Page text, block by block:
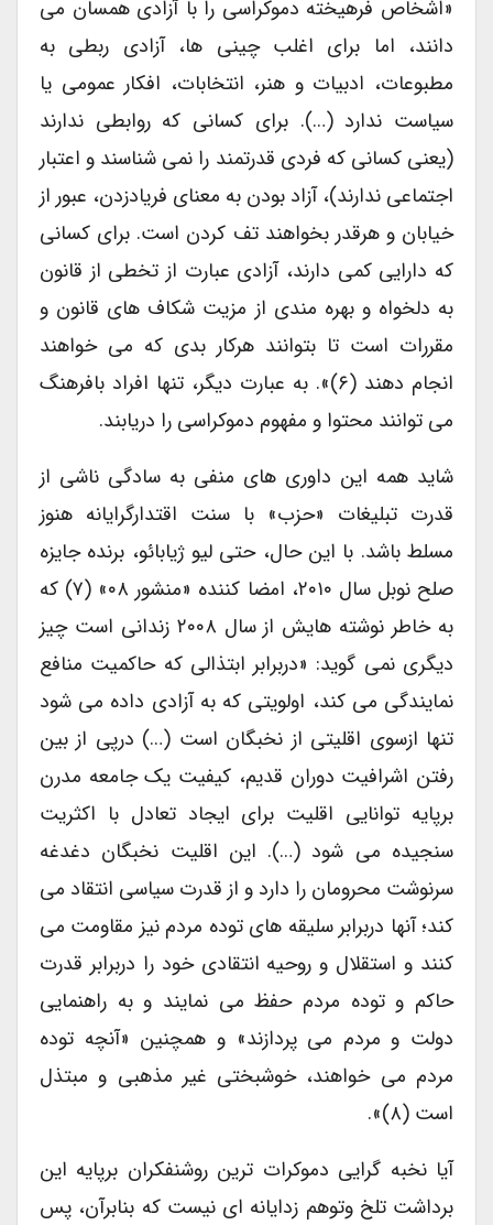
«اشخاص فرهیخته دموکراسی را با آزادی همسان می
دانند، اما برای اغلب چینی ها، آزادی ربطی به
مطبوعات، ادبیات و هنر، انتخابات، افکار عمومی یا
سیاست ندارد (…). برای کسانی که روابطی ندارند
(یعنی کسانی که فردی قدرتمند را نمی شناسند و اعتبار
اجتماعی ندارند)، آزاد بودن به معنای فریادزدن، عبور از
خیابان و هرقدر بخواهند تف کردن است. برای کسانی
که دارایی کمی دارند، آزادی عبارت از تخطی از قانون
به دلخواه و بهره مندی از مزیت شکاف های قانون و
مقررات است تا بتوانند هرکار بدی که می خواهند
انجام دهند (۶)». به عبارت دیگر، تنها افراد بافرهنگ
می توانند محتوا و مفهوم دموکراسی را دریابند.
شاید همه این داوری های منفی به سادگی ناشی از
قدرت تبلیغات «حزب» با سنت اقتدارگرایانه هنوز
مسلط باشد. با این حال، حتی لیو ژیابائو، برنده جایزه
صلح نوبل سال ۲۰۱۰، امضا کننده «منشور ۰۸» (۷) که
به خاطر نوشته هایش از سال ۲۰۰۸ زندانی است چیز
دیگری نمی گوید: «دربرابر ابتذالی که حاکمیت منافع
نمایندگی می کند، اولویتی که به آزادی داده می شود
تنها ازسوی اقلیتی از نخبگان است (…) درپی از بین
رفتن اشرافیت دوران قدیم، کیفیت یک جامعه مدرن
برپایه توانایی اقلیت برای ایجاد تعادل با اکثریت
سنجیده می شود (…). این اقلیت نخبگان دغدغه
سرنوشت محرومان را دارد و از قدرت سیاسی انتقاد می
کند؛ آنها دربرابر سلیقه های توده مردم نیز مقاومت می
کنند و استقلال و روحیه انتقادی خود را دربرابر قدرت
حاکم و توده مردم حفظ می نمایند و به راهنمایی
دولت و مردم می پردازند» و همچنین «آنچه توده
مردم می خواهند، خوشبختی غیر مذهبی و مبتذل
است (۸)».
آیا نخبه گرایی دموکرات ترین روشنفکران برپایه این
برداشت تلخ وتوهم زدایانه ای نیست که بنابرآن، پس